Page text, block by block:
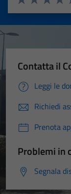
Valuta 3
Valuta 2
Valuta 1 stelle
Contatta il
Leggi le
Richiedi
Prenota
Problemi in
Segnala